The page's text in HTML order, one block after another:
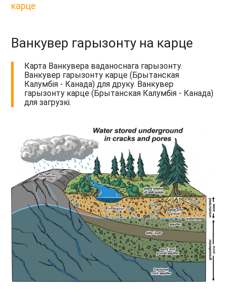
карце
Ванкувер гарызонту на карце
Карта Ванкувера ваданоснага гарызонту.
Ванкувер гарызонту карце (Брытанская
Калумбія - Канада) для друку. Ванкувер
гарызонту карце (Брытанская Калумбія - Канада)
для загрузкі.